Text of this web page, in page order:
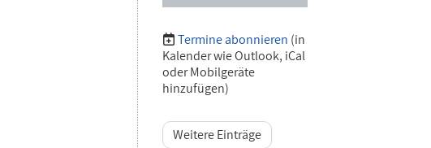
Termine abonnieren (in
Kalender wie Outlook, iCal
oder Mobilgeräte
hinzufügen)
Weitere Einträge